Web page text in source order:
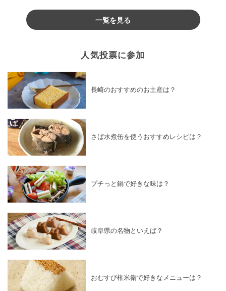
一覧を見る
人気投票に参加
長崎のおすすめのお土産は？
さば水煮缶を使うおすすめレシピは？
プチっと鍋で好きな味は？
岐阜県の名物といえば？
おむすび権米衛で好きなメニューは？